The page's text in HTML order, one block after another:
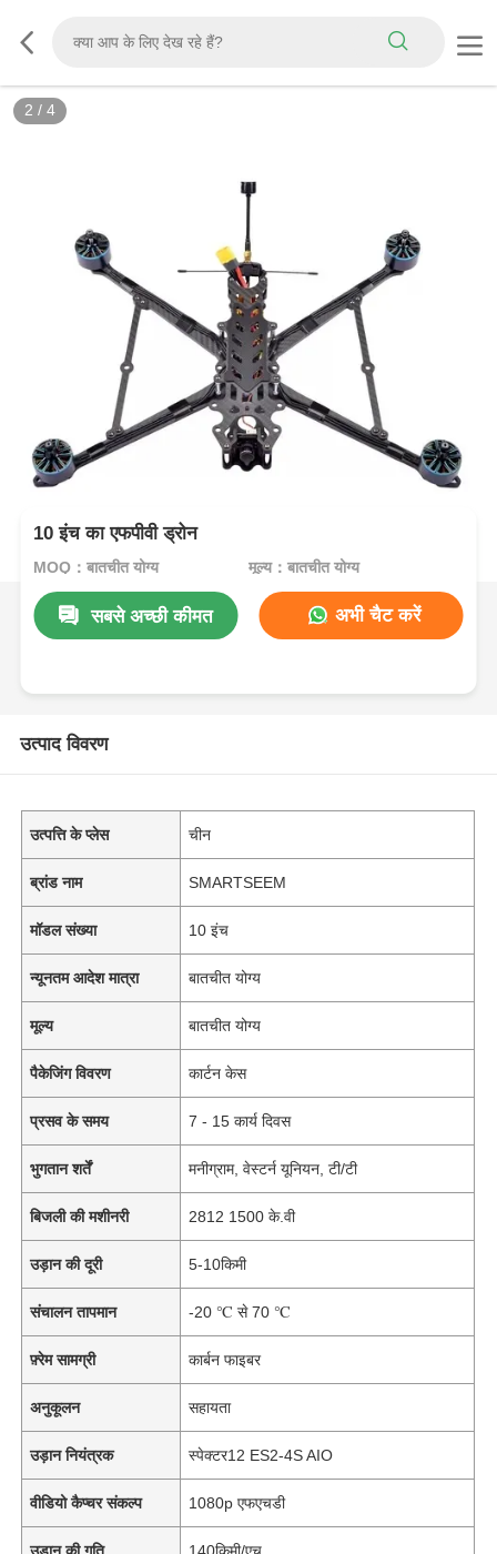
2 / 4
10 इंच का एफपीवी ड्रोन
MOQ：बातचीत योग्य मूल्य：बातचीत योग्य
सबसे अच्छी कीमत अभी चैट करें
उत्पाद विवरण
उत्पत्ति के प्लेस चीन
ब्रांड नाम SMARTSEEM
मॉडल संख्या 10 इंच
न्यूनतम आदेश मात्रा बातचीत योग्य
मूल्य बातचीत योग्य
पैकेजिंग विवरण कार्टन केस
प्रसव के समय 7 - 15 कार्य दिवस
भुगतान शर्तें मनीग्राम, वेस्टर्न यूनियन, टी/टी
बिजली की मशीनरी 2812 1500 के.वी
उड़ान की दूरी 5-10किमी
संचालन तापमान -20 ℃ से 70 ℃
फ़्रेम सामग्री कार्बन फाइबर
अनुकूलन सहायता
उड़ान नियंत्रक स्पेक्टर12 ES2-4S AIO
वीडियो कैप्चर संकल्प 1080p एफएचडी
उड़ान की गति 140किमी/एच